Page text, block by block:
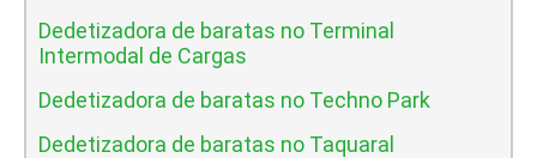
Dedetizadora de baratas no Terminal
Intermodal de Cargas
Dedetizadora de baratas no Techno Park
Dedetizadora de baratas no Taquaral